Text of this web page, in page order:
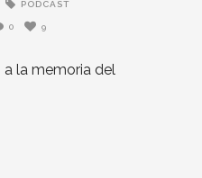
PODCAST
0 9
la memoria del